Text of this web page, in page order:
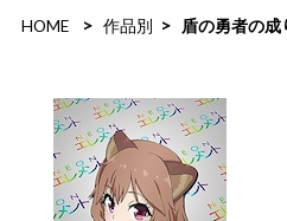
HOME 作品別 盾の勇者の成